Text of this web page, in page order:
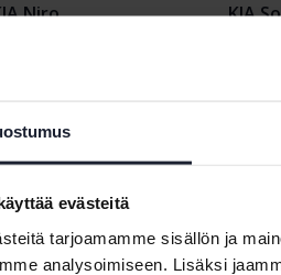
evästeitä
tarjoamamme sisällön ja
analysoimiseen. Lisäksi
Niro
KIA